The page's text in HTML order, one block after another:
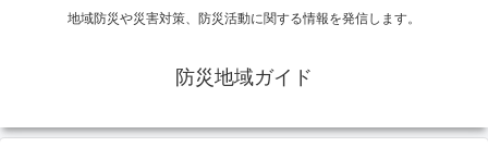
地域防災や災害対策、防災活動に関する情報を発信します。
防災地域ガイド